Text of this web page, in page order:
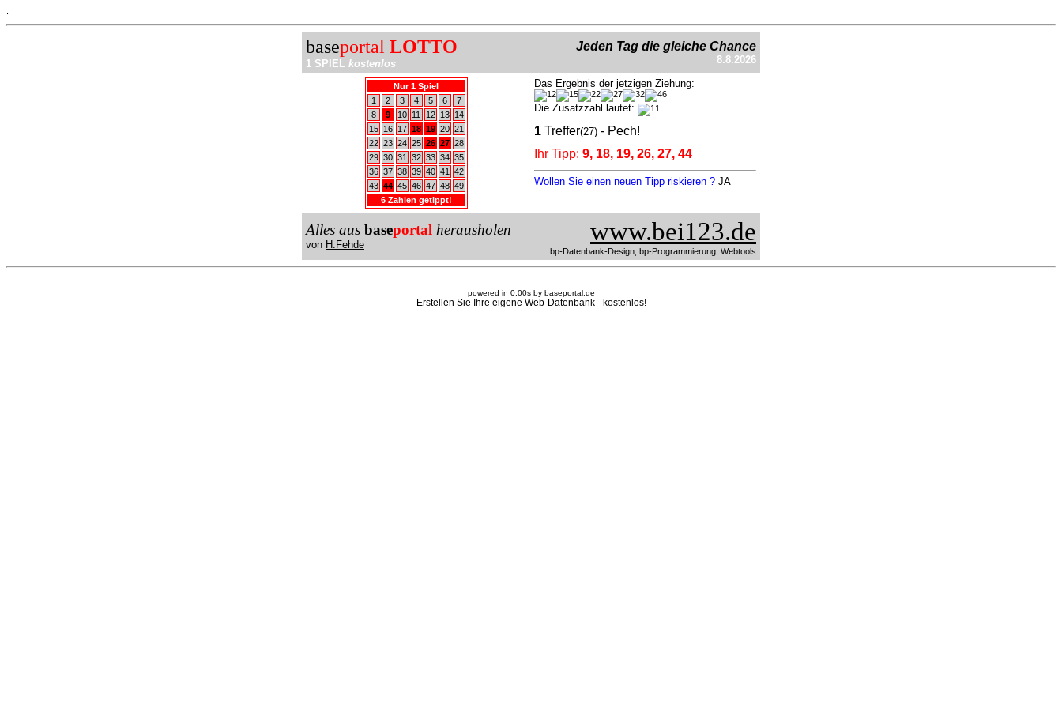
baseportal LOTTO
1 SPIEL kostenlos
Jeden Tag die gleiche Chance
8.8.2026
Nur 1 Spiel
1
2 3 4 5 6
7
8
9 10 11 12 13
14
15
16 17 18 19 20 21
22 23 24 25 26 27 28
29 30 31 32 33 34 35
36 37 38 39 40 41
42
43 44 45 46 47 48 49
6 Zahlen getippt!
Das Ergebnis der jetzigen Ziehung:
Die Zusatzzahl lautet:
1 Treffer(27) - Pech!
Ihr Tipp: 9, 18, 19, 26, 27, 44
Wollen Sie einen neuen Tipp riskieren ? JA
Alles aus baseportal herausholen
von H.Fehde www.bei123.de
bp-Datenbank-Design, bp-Programmierung, Webtools
powered in 0.00s by baseportal.de
Erstellen Sie Ihre eigene Web-Datenbank - kostenlos!